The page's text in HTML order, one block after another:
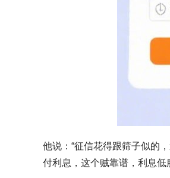
他说：“征信花得跟筛子似的
付利息，这个贼靠谱，利息